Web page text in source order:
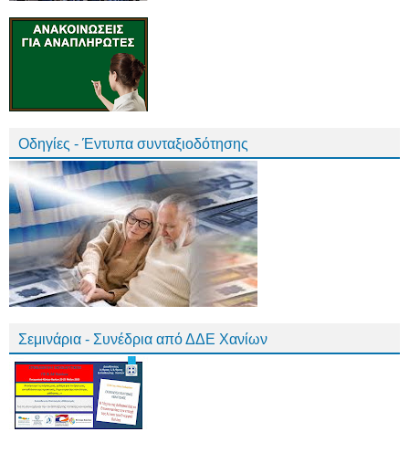
Οδηγίες - Έντυπα συνταξιοδότησης
Σεμινάρια - Συνέδρια από ΔΔΕ Χανίων